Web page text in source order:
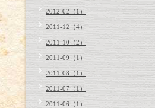
2012-02（1）
2011-12（4）
2011-10（2）
2011-09（1）
2011-08（1）
2011-07（1）
2011-06（1）